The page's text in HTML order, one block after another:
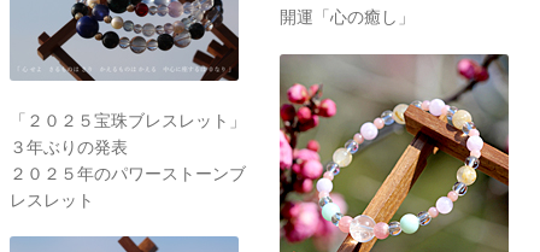
「２０２５宝珠ブレスレット」
３年ぶりの発表
２０２５年のパワーストーンブ
レスレット
開運「心の癒し」